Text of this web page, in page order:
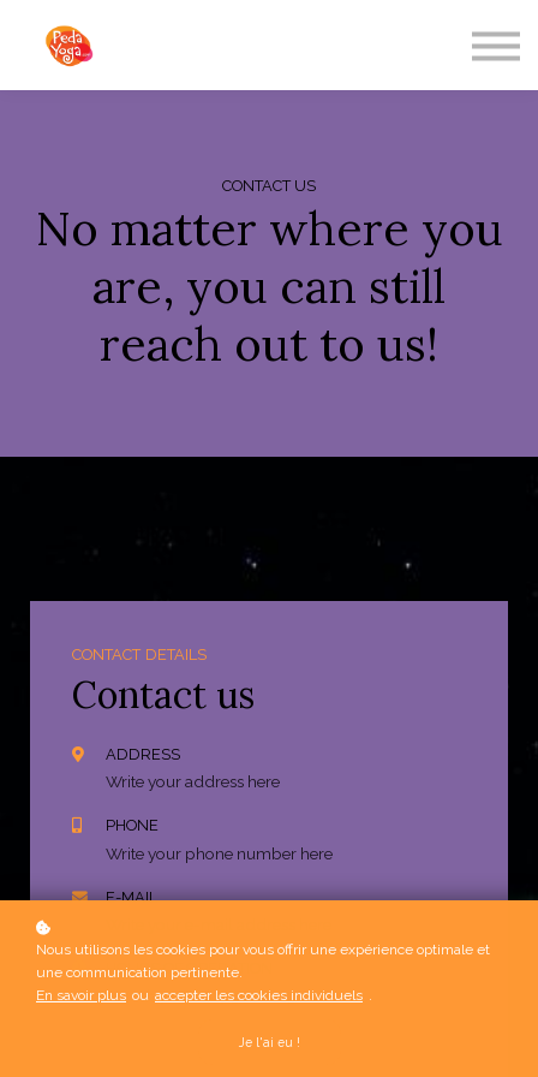
SIGN IN
CONTACT US
No matter where you
are, you can still
reach out to us!
CONTACT DETAILS
Contact us
ADDRESS
Write your address here
PHONE
Write your phone number here
E-MAIL
HOURS OF OPERATION
Monday - Friday 9.00 - 19.00
Nous utilisons les cookies pour vous offrir une expérience optimale et
une communication pertinente.
En savoir plus ou accepter les cookies individuels .
Je l'ai eu !